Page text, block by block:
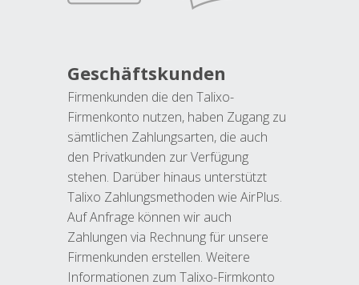
Geschäftskunden
Firmenkunden die den Talixo-
Firmenkonto nutzen, haben Zugang zu
sämtlichen Zahlungsarten, die auch
den Privatkunden zur Verfügung
stehen. Darüber hinaus unterstützt
Talixo Zahlungsmethoden wie AirPlus.
Auf Anfrage können wir auch
Zahlungen via Rechnung für unsere
Firmenkunden erstellen. Weitere
Informationen zum Talixo-Firmkonto